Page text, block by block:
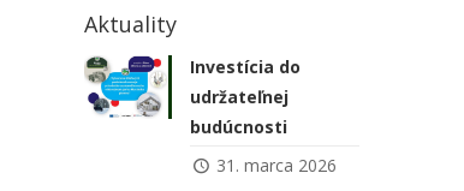
Aktuality
Investícia do
udržateľnej
budúcnosti
31. marca 2026